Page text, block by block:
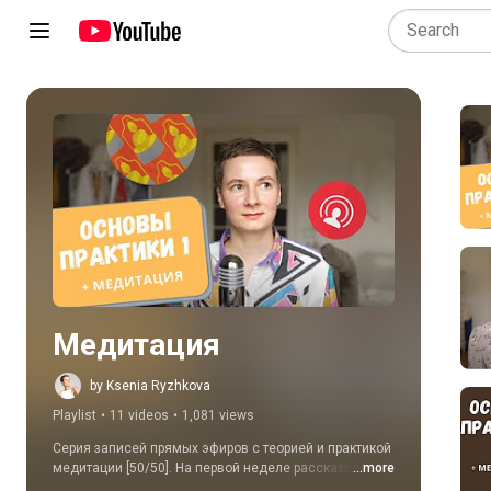
Play all
Медитация
by Ksenia Ryzhkova
Playlist • 11 videos • 1,081 views
Серия записей прямых эфиров с теорией и практикой
медитации [50/50]. На первой неделе рассказываю
основные понятия. На второй про философию и
...more